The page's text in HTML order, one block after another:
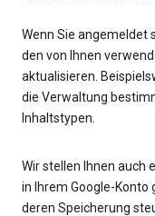
Wenn Sie angemeldet
den von Ihnen
aktualisieren.
die Verwaltung
Inhaltstypen.
Wir stellen Ihnen auch
in Ihrem Google-
deren Speicherung